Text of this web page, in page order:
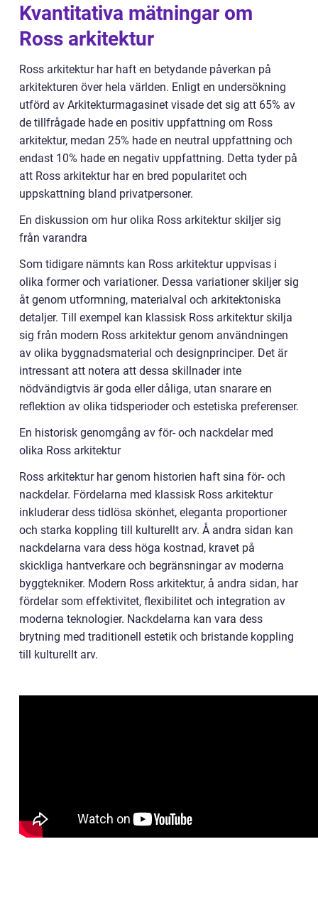
Kvantitativa mätningar om
Ross arkitektur
Ross arkitektur har haft en betydande påverkan på
arkitekturen över hela världen. Enligt en undersökning
utförd av Arkitekturmagasinet visade det sig att 65% av
de tillfrågade hade en positiv uppfattning om Ross
arkitektur, medan 25% hade en neutral uppfattning och
endast 10% hade en negativ uppfattning. Detta tyder på
att Ross arkitektur har en bred popularitet och
uppskattning bland privatpersoner.
En diskussion om hur olika Ross arkitektur skiljer sig
från varandra
Som tidigare nämnts kan Ross arkitektur uppvisas i
olika former och variationer. Dessa variationer skiljer sig
åt genom utformning, materialval och arkitektoniska
detaljer. Till exempel kan klassisk Ross arkitektur skilja
sig från modern Ross arkitektur genom användningen
av olika byggnadsmaterial och designprinciper. Det är
intressant att notera att dessa skillnader inte
nödvändigtvis är goda eller dåliga, utan snarare en
reflektion av olika tidsperioder och estetiska preferenser.
En historisk genomgång av för- och nackdelar med
olika Ross arkitektur
Ross arkitektur har genom historien haft sina för- och
nackdelar. Fördelarna med klassisk Ross arkitektur
inkluderar dess tidlösa skönhet, eleganta proportioner
och starka koppling till kulturellt arv. Å andra sidan kan
nackdelarna vara dess höga kostnad, kravet på
skickliga hantverkare och begränsningar av moderna
byggtekniker. Modern Ross arkitektur, å andra sidan, har
fördelar som effektivitet, flexibilitet och integration av
moderna teknologier. Nackdelarna kan vara dess
brytning med traditionell estetik och bristande koppling
till kulturellt arv.